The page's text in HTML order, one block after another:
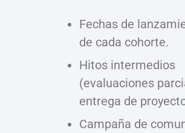
Fechas de
de cada cohorte.
Hitos intermedios
(evaluaciones
entrega de
Campaña de